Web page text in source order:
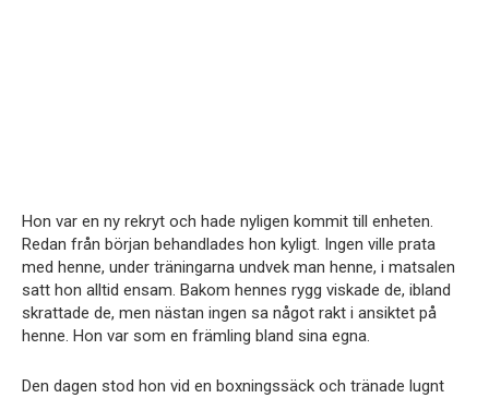
Hon var en ny rekryt och hade nyligen kommit till enheten.
Redan från början behandlades hon kyligt. Ingen ville prata
med henne, under träningarna undvek man henne, i matsalen
satt hon alltid ensam. Bakom hennes rygg viskade de, ibland
skrattade de, men nästan ingen sa något rakt i ansiktet på
henne. Hon var som en främling bland sina egna.
Den dagen stod hon vid en boxningssäck och tränade lugnt